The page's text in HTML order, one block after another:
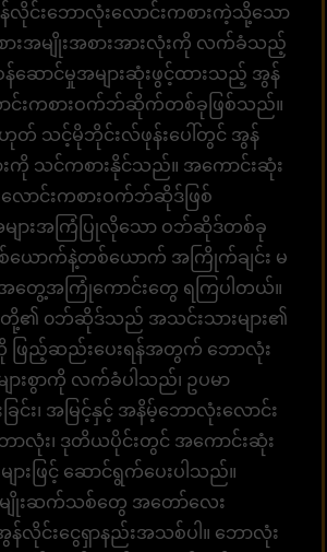
န်လိုင်းဘောလုံးလောင်းကစားကဲ့သို့သော
ားအမျိုးအစားအားလုံးကို လက်ခံသည့်
ဝန်ဆောင်မှုအများဆုံးဖွင့်ထားသည့် အွန်
င်းကစားဝက်ဘ်ဆိုက်တစ်ခုဖြစ်သည်။
သင့်မိုဘိုင်းလ်ဖုန်းပေါ်တွင် အွန်
းကို သင်ကစားနိုင်သည်။ အကောင်းဆုံး
ောင်းကစားဝက်ဘ်ဆိုဒ်ဖြစ်
ျားအကြံပြုလိုသော ဝဘ်ဆိုဒ်တစ်ခု
ယောက်နဲ့တစ်ယောက် အကြိုက်ချင်း မ
ေ့အကြုံကောင်းတွေ ရကြပါတယ်။
ပ်တို့၏ ၀ဘ်ဆိုဒ်သည် အသင်းသားများ၏
ဖြည့်ဆည်းပေးရန်အတွက် ဘောလုံး
ျားစွာကို လက်ခံပါသည်၊ ဥပမာ
ြင်း၊ အမြင့်နှင့် အနိမ့်ဘောလုံးလောင်း
ဘောလုံး၊ ဒုတိယပိုင်းတွင် အကောင်းဆုံး
ျားဖြင့် ဆောင်ရွက်ပေးပါသည်။
မျိုးဆက်သစ်တွေ အတော်လေး
န်လိုင်းငွေရှာနည်းအသစ်ပါ။ ဘောလုံး